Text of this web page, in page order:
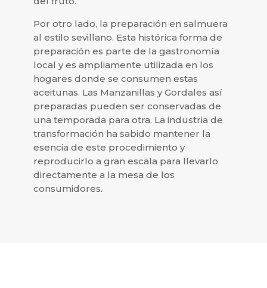
Por otro lado, la preparación en salmuera
al estilo sevillano. Esta histórica forma de
preparación es parte de la gastronomía
local y es ampliamente utilizada en los
hogares donde se consumen estas
aceitunas. Las Manzanillas y Gordales así
preparadas pueden ser conservadas de
una temporada para otra. La industria de
transformación ha sabido mantener la
esencia de este procedimiento y
reproducirlo a gran escala para llevarlo
directamente a la mesa de los
consumidores.